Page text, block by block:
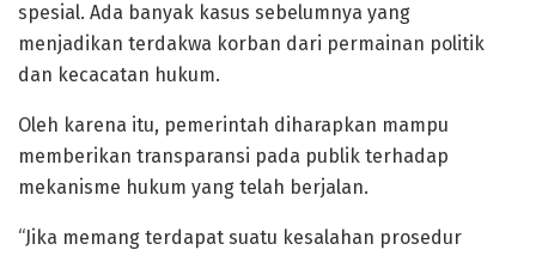
spesial. Ada banyak kasus sebelumnya yang
menjadikan terdakwa korban dari permainan politik
dan kecacatan hukum.
Oleh karena itu, pemerintah diharapkan mampu
memberikan transparansi pada publik terhadap
mekanisme hukum yang telah berjalan.
“Jika memang terdapat suatu kesalahan prosedur